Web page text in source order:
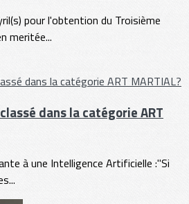
pour l'obtention du Troisième
meritée...
dans la catégorie ART
à une Intelligence Artificielle :"Si